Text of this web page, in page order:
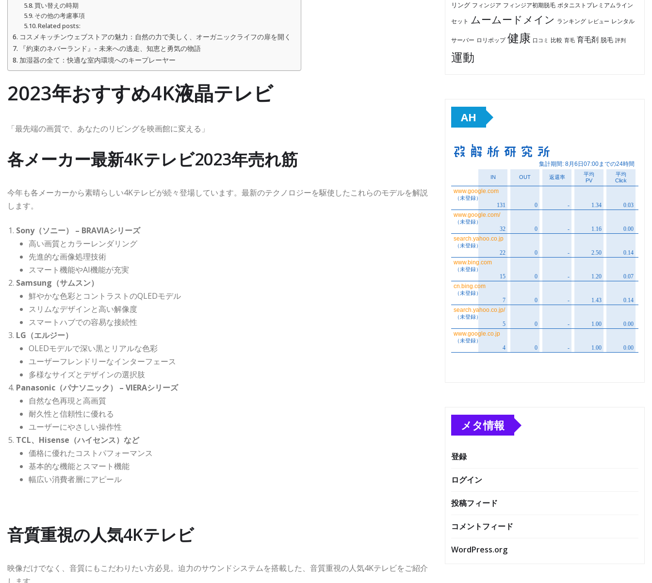
買い替えの時期
その他の考慮事項
Related posts:
コスメキッチンウェブストアの魅力：自然の力で美しく、オーガニックライフの扉を開く
『約束のネバーランド』- 未来への逃走、知恵と勇気の物語
加湿器の全て：快適な室内環境へのキープレーヤー
2023年おすすめ4K液晶テレビ
「最先端の画質で、あなたのリビングを映画館に変える」
各メーカー最新4Kテレビ2023年売れ筋
今年も各メーカーから素晴らしい4Kテレビが続々登場しています。最新のテクノロジーを駆使したこれらのモデルを解説
します。
Sony（ソニー） – BRAVIAシリーズ
高い画質とカラーレンダリング
先進的な画像処理技術
スマート機能やAI機能が充実
Samsung（サムスン）
鮮やかな色彩とコントラストのQLEDモデル
スリムなデザインと高い解像度
スマートハブでの容易な接続性
LG（エルジー）
OLEDモデルで深い黒とリアルな色彩
ユーザーフレンドリーなインターフェース
多様なサイズとデザインの選択肢
Panasonic（パナソニック） – VIERAシリーズ
自然な色再現と高画質
耐久性と信頼性に優れる
ユーザーにやさしい操作性
TCL、Hisense（ハイセンス）など
価格に優れたコストパフォーマンス
基本的な機能とスマート機能
幅広い消費者層にアピール
音質重視の人気4Kテレビ
映像だけでなく、音質にもこだわりたい方必見。迫力のサウンドシステムを搭載した、音質重視の人気4Kテレビをご紹介
します。
リング フィンジア フィンジア初期脱毛 ボタニストプレミアムライン
セット ムームードメイン ランキング レビュー レンタル
サーバー ロリポップ 健康 口コミ 比較 育毛 育毛剤 脱毛 評判
運動
AH
メタ情報
登録
ログイン
投稿フィード
コメントフィード
WordPress.org